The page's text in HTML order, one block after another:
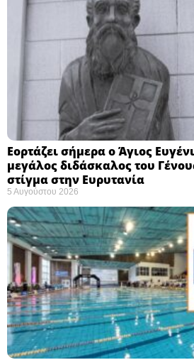
Εορτάζει σήμερα ο Άγιος
μεγάλος διδάσκαλος του
στίγμα στην Ευρυτανία
5 Αυγούστου 2026